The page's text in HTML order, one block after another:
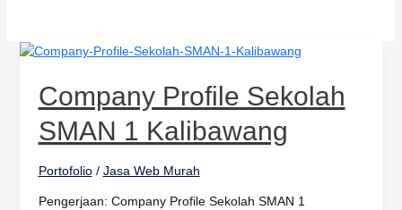
Company Profile Sekolah
SMAN 1 Kalibawang
Portofolio/ Jasa Web Murah
Pengerjaan: Company Profile Sekolah SMAN 1
Company
Sekolah
SMAN
1
Kalibawang